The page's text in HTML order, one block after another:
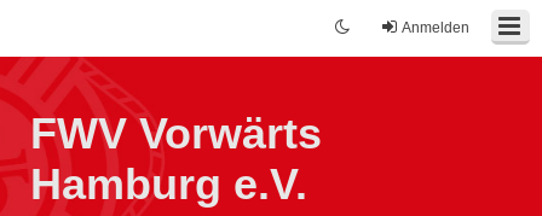
Anmelden
FWV Vorwärts
Hamburg e.V.